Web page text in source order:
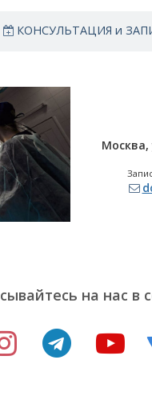
КОНСУЛЬТАЦИЯ и
на нас в